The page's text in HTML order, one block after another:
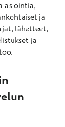
asiointia,
ja
lähetteet,
ja